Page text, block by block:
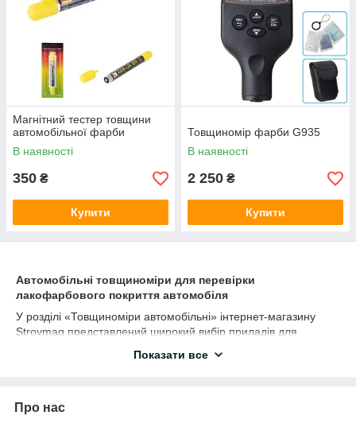
Магнітний тестер товщини
автомобільної фарби
В наявності
350 ₴
Купити
Товщиномір фарби G935
В наявності
2 250 ₴
Купити
Автомобільні товщиноміри для перевірки
лакофарбового покриття автомобіля
У розділі «Товщиноміри автомобільні» інтернет-магазину
Stroymag представлений широкий вибір приладів для
Такі пристрої широко використовуються під час купівлі
пошкоджень.
Показати все
Про нас